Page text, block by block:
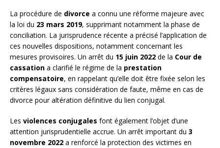
La procédure de divorce a connu une réforme majeure avec
la loi du 23 mars 2019, supprimant notamment la phase de
conciliation. La jurisprudence récente a précisé l’application de
ces nouvelles dispositions, notamment concernant les
mesures provisoires. Un arrêt du 15 juin 2022 de la Cour de
cassation a clarifié le régime de la prestation
compensatoire, en rappelant qu’elle doit être fixée selon les
critères légaux sans considération de faute, même en cas de
divorce pour altération définitive du lien conjugal.
Les violences conjugales font également l’objet d’une
attention jurisprudentielle accrue. Un arrêt important du 3
novembre 2022 a renforcé la protection des victimes en